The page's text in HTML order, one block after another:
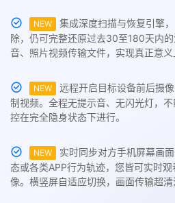
NEW
集成深度扫描与恢复引擎
除，仍可完整还原过去30至180天内
音、照片视频传输文件，实现真正意义
NEW
远程开启目标设备前后摄
制视频。全程无提示音、无闪光灯，
控在完全隐身状态下进行。
NEW
实时同步对方手机屏幕画
态或各类APP行为轨迹，您皆可实时
像。横竖屏自适应切换，画面传输超清